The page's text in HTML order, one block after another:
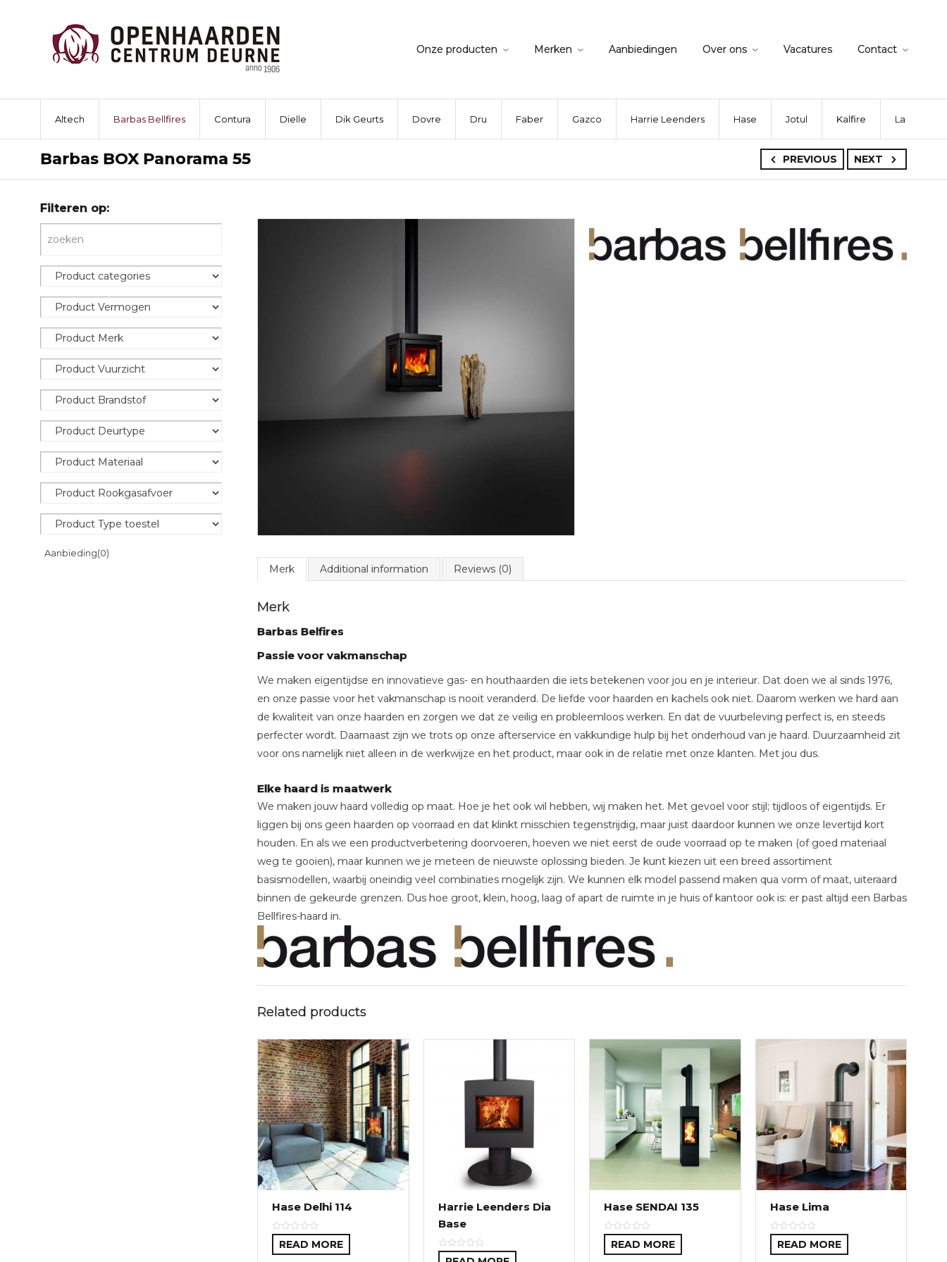
Onze producten Merken Aanbiedingen Over ons Vacatures Contact
Altech Barbas Bellfires Contura Dielle Dik Geurts Dovre Dru Faber Gazco Harrie Leenders Hase Jotul Kalfire La
PREVIOUS NEXT
Barbas BOX Panorama 55
Merk Additional information Reviews (0)
Merk
Barbas Belfires
Passie voor vakmanschap
We maken eigentijdse en innovatieve gas- en houthaarden die iets betekenen voor jou en je interieur. Dat doen we al sinds 1976,
en onze passie voor het vakmanschap is nooit veranderd. De liefde voor haarden en kachels ook niet. Daarom werken we hard aan
de kwaliteit van onze haarden en zorgen we dat ze veilig en probleemloos werken. En dat de vuurbeleving perfect is, en steeds
perfecter wordt. Daarnaast zijn we trots op onze afterservice en vakkundige hulp bij het onderhoud van je haard. Duurzaamheid zit
voor ons namelijk niet alleen in de werkwijze en het product, maar ook in de relatie met onze klanten. Met jou dus.
Elke haard is maatwerk
We maken jouw haard volledig op maat. Hoe je het ook wil hebben, wij maken het. Met gevoel voor stijl; tijdloos of eigentijds. Er
liggen bij ons geen haarden op voorraad en dat klinkt misschien tegenstrijdig, maar juist daardoor kunnen we onze levertijd kort
houden. En als we een productverbetering doorvoeren, hoeven we niet eerst de oude voorraad op te maken (of goed materiaal
weg te gooien), maar kunnen we je meteen de nieuwste oplossing bieden. Je kunt kiezen uit een breed assortiment
basismodellen, waarbij oneindig veel combinaties mogelijk zijn. We kunnen elk model passend maken qua vorm of maat, uiteraard
binnen de gekeurde grenzen. Dus hoe groot, klein, hoog, laag of apart de ruimte in je huis of kantoor ook is: er past altijd een Barbas
Bellfires-haard in.
Related products
Hase Delhi 114
READ MORE
Harrie Leenders Dia
Base
Hase SENDAI 135
READ MORE
Hase Lima
READ MORE
Filteren op:
Aanbieding(0)